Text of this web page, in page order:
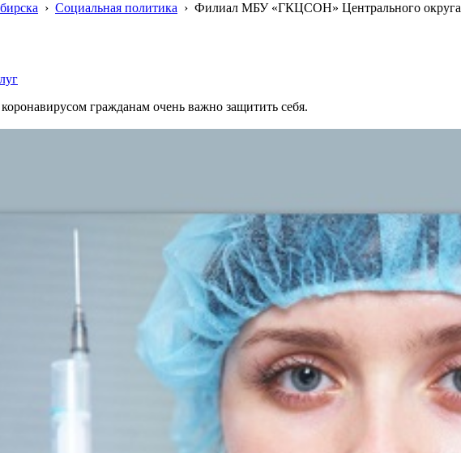
› Социальная политика › Филиал МБУ «ГКЦСОН» Центрального округа
гражданам очень важно защитить себя.